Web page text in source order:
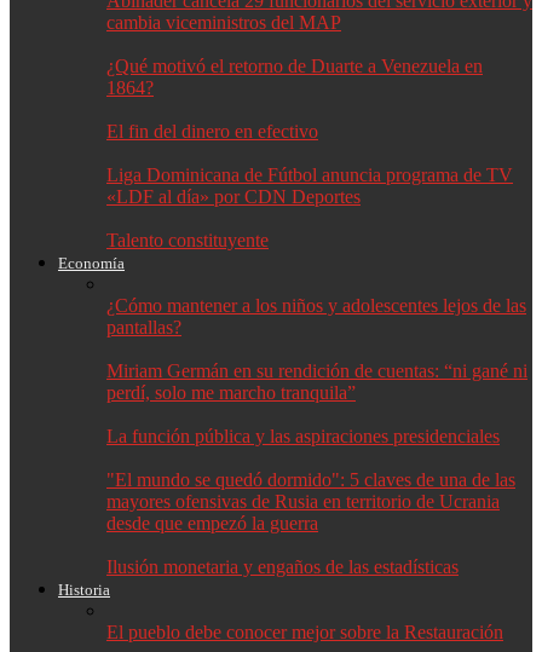
cambia viceministros del MAP
¿Qué motivó el retorno de Duarte a Venezuela en
1864?
El fin del dinero en efectivo
Liga Dominicana de Fútbol anuncia programa de TV
«LDF al día» por CDN Deportes
Talento constituyente
Economía
¿Cómo mantener a los niños y adolescentes lejos de las
pantallas?
Miriam Germán en su rendición de cuentas: “ni gané ni
perdí, solo me marcho tranquila”
La función pública y las aspiraciones presidenciales
"El mundo se quedó dormido": 5 claves de una de las
mayores ofensivas de Rusia en territorio de Ucrania
desde que empezó la guerra
Ilusión monetaria y engaños de las estadísticas
Historia
El pueblo debe conocer mejor sobre la Restauración